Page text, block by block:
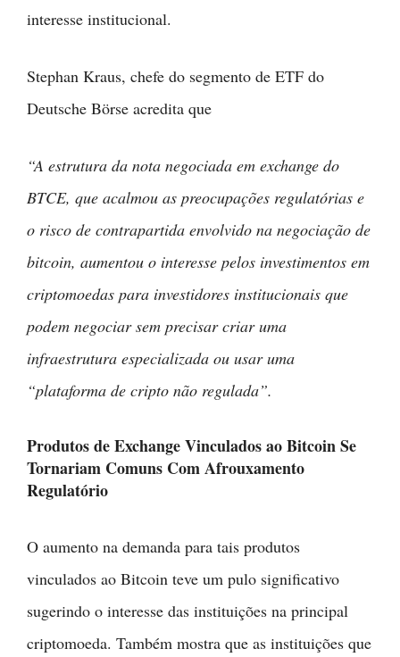
interesse institucional.
Stephan Kraus, chefe do segmento de ETF do
Deutsche Börse acredita que
“A estrutura da nota negociada em exchange do
BTCE, que acalmou as preocupações regulatórias e
o risco de contrapartida envolvido na negociação de
bitcoin, aumentou o interesse pelos investimentos em
criptomoedas para investidores institucionais que
podem negociar sem precisar criar uma
infraestrutura especializada ou usar uma
“plataforma de cripto não regulada”.
Produtos de Exchange Vinculados ao Bitcoin Se
Tornariam Comuns Com Afrouxamento
Regulatório
O aumento na demanda para tais produtos
vinculados ao Bitcoin teve um pulo significativo
sugerindo o interesse das instituições na principal
criptomoeda. Também mostra que as instituições que